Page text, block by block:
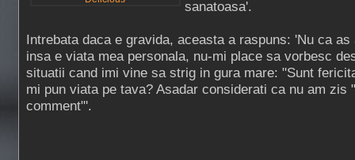
sanatoasa'.
Intrebata daca e gravida, aceasta a raspuns: 'Nu ca
insa e viata mea personala, nu-mi place sa vorbesc
situatii cand imi vine sa strig in gura mare: "Sunt
mi pun viata pe tava? Asadar considerati ca nu am zis
comment"'.